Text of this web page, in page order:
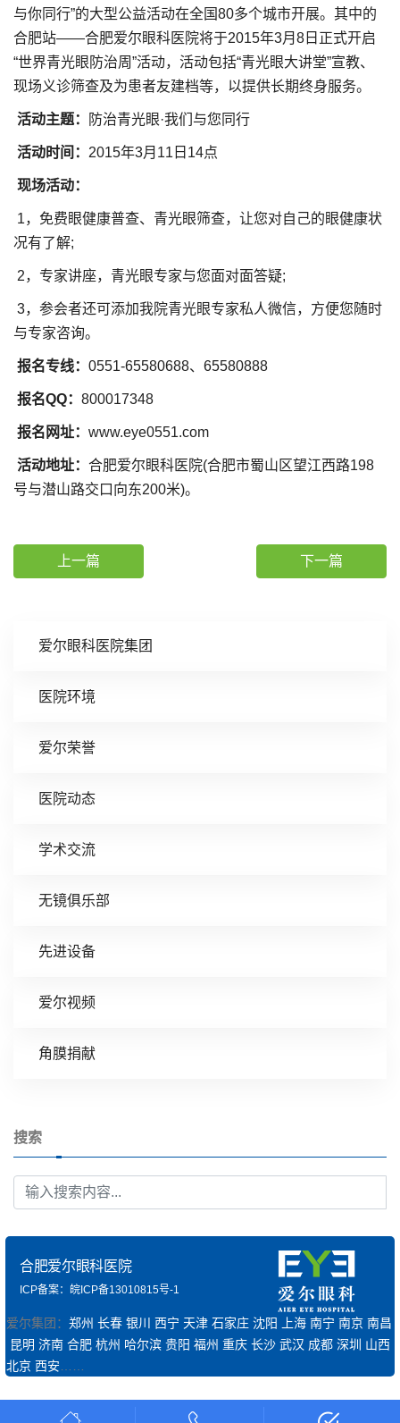
爱尔眼科医院集团
医院环境
爱尔荣誉
医院动态
学术交流
无镜俱乐部
先进设备
爱尔视频
角膜捐献
搜索
与你同行”的大型公益活动在全国80多个城市开展。其中的
合肥站——合肥爱尔眼科医院将于2015年3月8日正式开启
“世界青光眼防治周”活动，活动包括“青光眼大讲堂”宣教、
现场义诊筛查及为患者友建档等，以提供长期终身服务。
活动主题： 防治青光眼·我们与您同行
活动时间： 2015年3月11日14点
现场活动：
1，免费眼健康普查、青光眼筛查，让您对自己的眼健康状
况有了解;
2，专家讲座，青光眼专家与您面对面答疑;
3，参会者还可添加我院青光眼专家私人微信，方便您随时
与专家咨询。
报名专线： 0551-65580688、65580888
报名QQ： 800017348
报名网址： www.eye0551.com
活动地址： 合肥爱尔眼科医院(合肥市蜀山区望江西路198
号与潜山路交口向东200米)。
上一篇 下一篇
合肥爱尔眼科医院
ICP备案：皖ICP备13010815号-1
爱尔集团： 郑州 长春 银川 西宁 天津 石家庄 沈阳 上海 南宁 南京 南昌
昆明 济南 合肥 杭州 哈尔滨 贵阳 福州 重庆 长沙 武汉 成都 深圳 山西
北京 西安